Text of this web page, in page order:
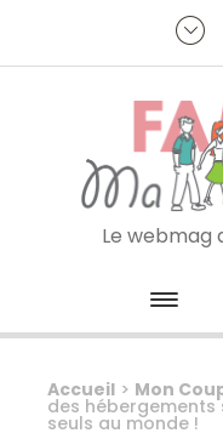
Je
Le webmag
Accueil > Mon
des hébergements
seuls au monde !
Panneau de gestion des